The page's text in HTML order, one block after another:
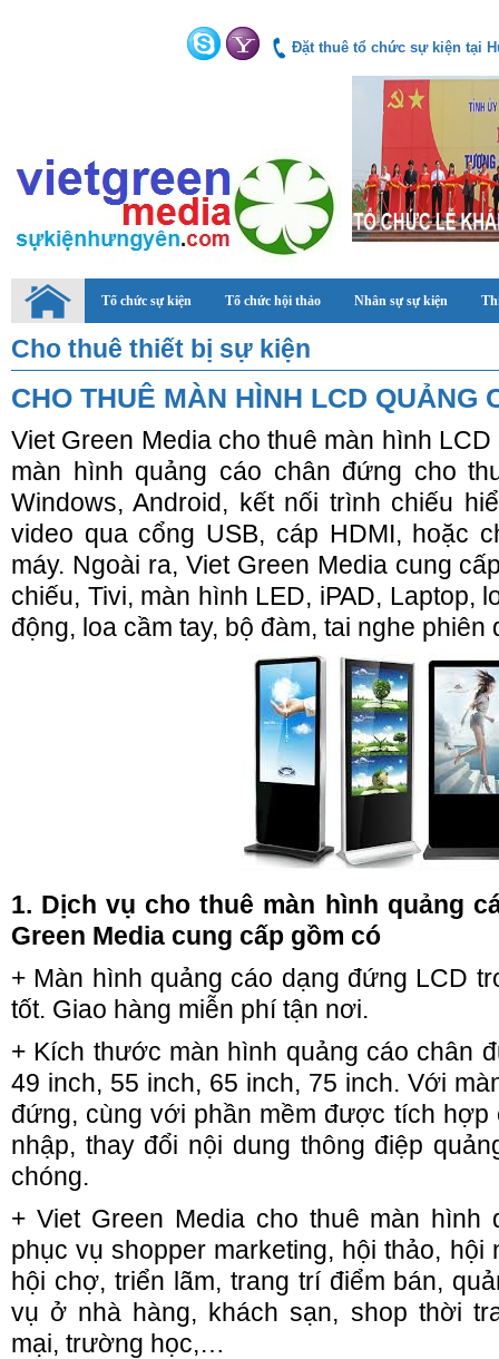
Đặt thuê tổ chức sự kiện tại
Tổ chức sự kiện Tổ chức hội thảo Nhân sự sự kiện
Cho thuê thiết bị sự kiện
CHO THUÊ MÀN HÌNH LCD QUẢNG
Viet Green Media cho thuê màn hình
màn hình quảng cáo chân đứng cho
Windows, Android, kết nối trình chiếu
video qua cổng USB, cáp HDMI, hoặc
máy. Ngoài ra, Viet Green Media cung
chiếu, Tivi, màn hình LED, iPAD, Laptop,
động, loa cầm tay, bộ đàm, tai nghe phiên
1. Dịch vụ cho thuê màn hình quảng
Green Media cung cấp gồm có
+ Màn hình quảng cáo dạng đứng LCD
tốt. Giao hàng miễn phí tận nơi.
+ Kích thước màn hình quảng cáo chân
49 inch, 55 inch, 65 inch, 75 inch. Với
đứng, cùng với phần mềm được tích hợp
nhập, thay đổi nội dung thông điệp
chóng.
+ Viet Green Media cho thuê màn hình
phục vụ shopper marketing, hội thảo, hội
hội chợ, triển lãm, trang trí điểm bán,
vụ ở nhà hàng, khách sạn, shop thời
mại, trường học,…